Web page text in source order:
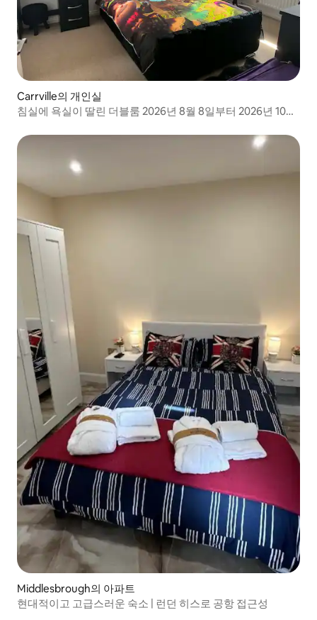
Carrville의 개인실
침실에 욕실이 딸린 더블룸 2026년 8월 8일부터 2026년 10월
Middlesbrough의 아파트
현대적이고 고급스러운 숙소 | 런던 히스로 공항 접근성